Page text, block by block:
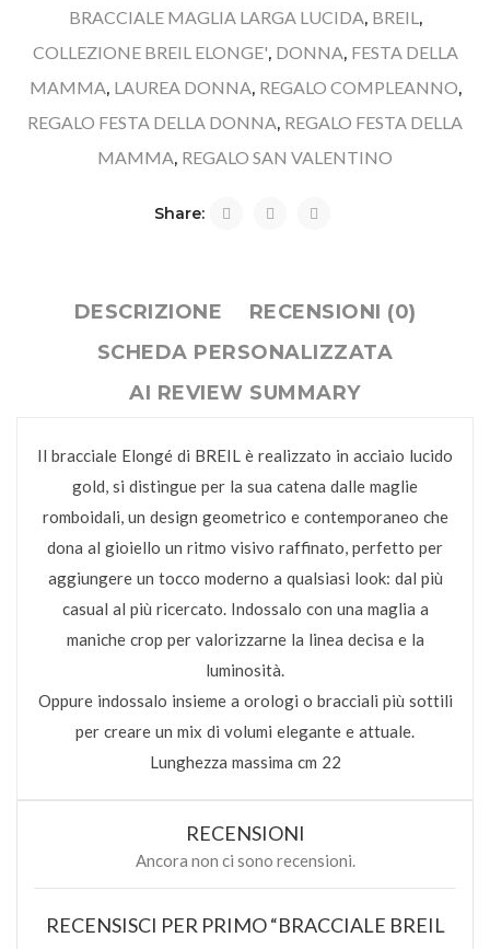
BRACCIALE MAGLIA LARGA LUCIDA, BREIL,
COLLEZIONE BREIL ELONGE', DONNA, FESTA DELLA
MAMMA, LAUREA DONNA, REGALO COMPLEANNO,
REGALO FESTA DELLA DONNA, REGALO FESTA DELLA
MAMMA, REGALO SAN VALENTINO
Share:
DESCRIZIONE
RECENSIONI (0)
SCHEDA PERSONALIZZATA
AI REVIEW SUMMARY
Il bracciale Elongé di BREIL è realizzato in acciaio lucido
gold, si distingue per la sua catena dalle maglie
romboidali, un design geometrico e contemporaneo che
dona al gioiello un ritmo visivo raffinato, perfetto per
aggiungere un tocco moderno a qualsiasi look: dal più
casual al più ricercato. Indossalo con una maglia a
maniche crop per valorizzarne la linea decisa e la
luminosità.
Oppure indossalo insieme a orologi o bracciali più sottili
per creare un mix di volumi elegante e attuale.
Lunghezza massima cm 22
RECENSIONI
Ancora non ci sono recensioni.
RECENSISCI PER PRIMO “BRACCIALE BREIL